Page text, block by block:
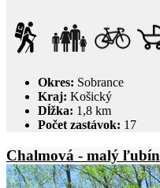
Okres: Sobrance
Kraj: Košický
Dĺžka: 1,8 km
Počet zastávok: 17
Chalmová - malý ľubín